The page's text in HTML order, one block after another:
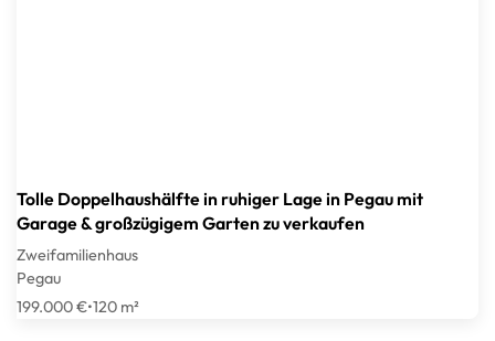
Tolle Doppelhaushälfte in ruhiger Lage in Pegau mit
Garage & großzügigem Garten zu verkaufen
Zweifamilienhaus
Pegau
199.000 €•120 m²